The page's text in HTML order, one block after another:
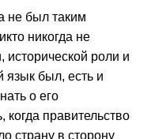
не был таким
никогда не
исторической роли и
язык был, есть и
о его
правительство
страну в сторону